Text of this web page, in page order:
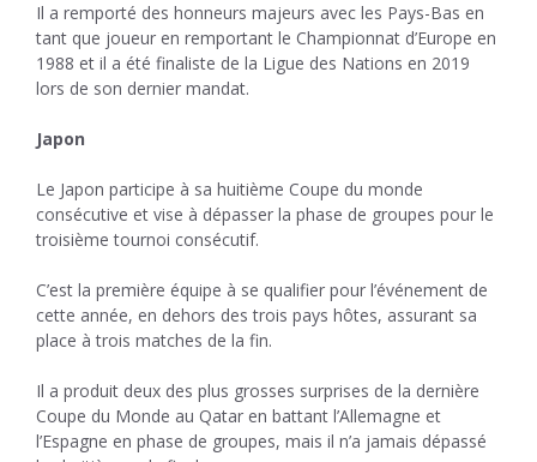
Il a remporté des honneurs majeurs avec les Pays-Bas en
tant que joueur en remportant le Championnat d’Europe en
1988 et il a été finaliste de la Ligue des Nations en 2019
lors de son dernier mandat.
Japon
Le Japon participe à sa huitième Coupe du monde
consécutive et vise à dépasser la phase de groupes pour le
troisième tournoi consécutif.
C’est la première équipe à se qualifier pour l’événement de
cette année, en dehors des trois pays hôtes, assurant sa
place à trois matches de la fin.
Il a produit deux des plus grosses surprises de la dernière
Coupe du Monde au Qatar en battant l’Allemagne et
l’Espagne en phase de groupes, mais il n’a jamais dépassé